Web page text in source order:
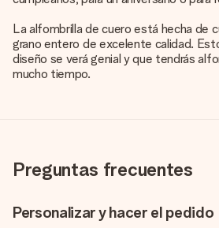
La alfombrilla de cuero está hecha de
grano entero de excelente calidad.
diseño se verá genial y que tendrás
mucho tiempo.
Preguntas frecuentes
Personalizar y hacer el pedido